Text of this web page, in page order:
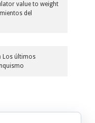
value to weight
del
Los últimos